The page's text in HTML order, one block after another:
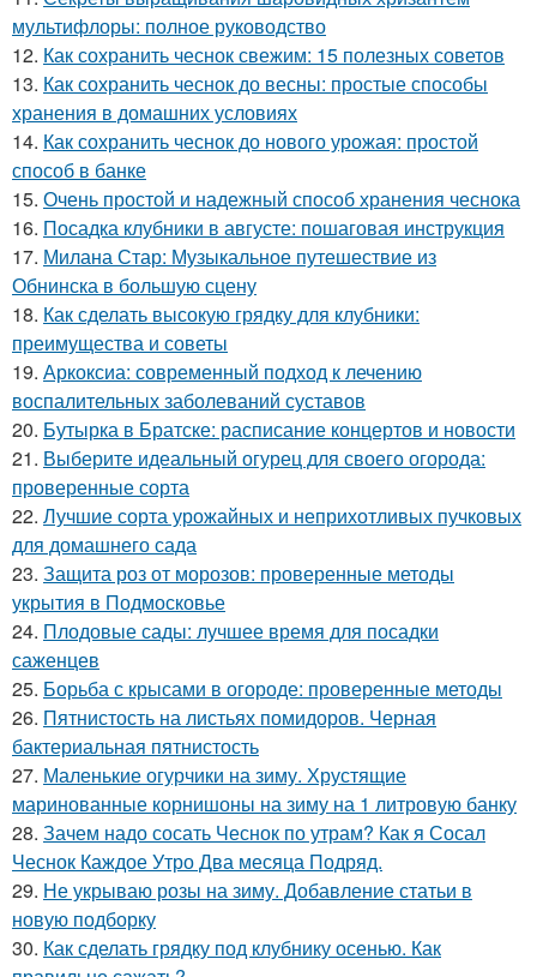
мультифлоры: полное руководство
12. Как сохранить чеснок свежим: 15 полезных советов
13. Как сохранить чеснок до весны: простые способы
хранения в домашних условиях
14. Как сохранить чеснок до нового урожая: простой
способ в банке
15. Очень простой и надежный способ хранения чеснока
16. Посадка клубники в августе: пошаговая инструкция
17. Милана Стар: Музыкальное путешествие из
Обнинска в большую сцену
18. Как сделать высокую грядку для клубники:
преимущества и советы
19. Аркоксиа: современный подход к лечению
воспалительных заболеваний суставов
20. Бутырка в Братске: расписание концертов и новости
21. Выберите идеальный огурец для своего огорода:
проверенные сорта
22. Лучшие сорта урожайных и неприхотливых пучковых
для домашнего сада
23. Защита роз от морозов: проверенные методы
укрытия в Подмосковье
24. Плодовые сады: лучшее время для посадки
саженцев
25. Борьба с крысами в огороде: проверенные методы
26. Пятнистость на листьях помидоров. Черная
бактериальная пятнистость
27. Маленькие огурчики на зиму. Хрустящие
маринованные корнишоны на зиму на 1 литровую банку
28. Зачем надо сосать Чеснок по утрам? Как я Сосал
Чеснок Каждое Утро Два месяца Подряд.
29. Не укрываю розы на зиму. Добавление статьи в
новую подборку
30. Как сделать грядку под клубнику осенью. Как